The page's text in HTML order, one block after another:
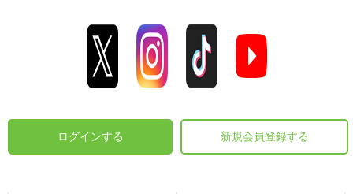
ログインする 新規会員登録する